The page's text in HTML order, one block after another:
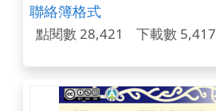
聯絡簿格式
點閱數 28,421 下載數 5,417